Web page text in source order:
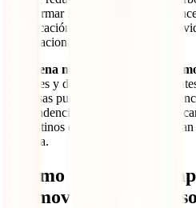
transformar la manera en la que
planificación del viaje hasta las
nos relacionamos con el destino.
La buena noticia es que aún
acciones y decisiones más
empresas pueden marcar una
una tendencia pasajera, es el único
los destinos que amamos hoy
mañana.
¿Cómo pueden las
promover el turismo